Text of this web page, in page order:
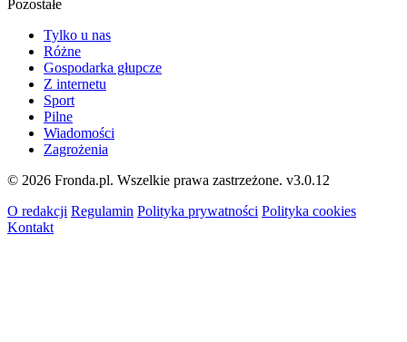
Pozostałe
Tylko u nas
Różne
Gospodarka głupcze
Z internetu
Sport
Pilne
Wiadomości
Zagrożenia
© 2026 Fronda.pl. Wszelkie prawa zastrzeżone. v3.0.12
O redakcji Regulamin Polityka prywatności Polityka cookies
Kontakt